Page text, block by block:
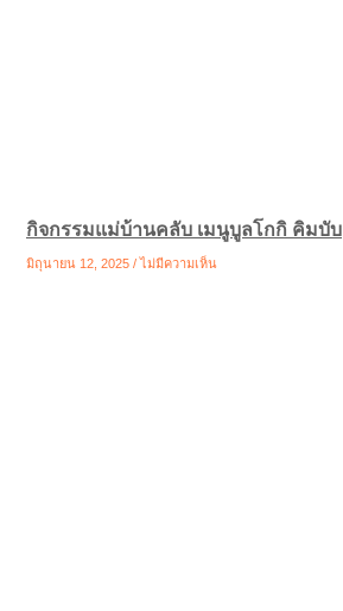
กิจกรรมแม่บ้านคลับ เมนูบูลโกกิ คิมบับ
มิถุนายน 12, 2025 ไม่มีความเห็น